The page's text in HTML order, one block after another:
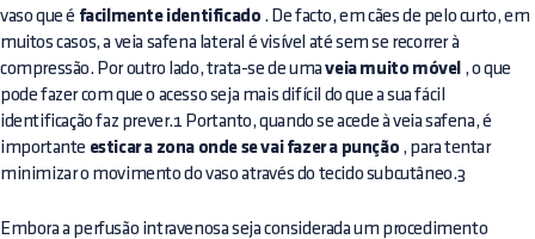
vaso que é facilmente identificado . De facto, em cães de pelo curto, em
muitos casos, a veia safena lateral é visível até sem se recorrer à
compressão. Por outro lado, trata-se de umaveia muito móvel , o que
pode fazer com que o acesso seja mais difícil do que a sua fácil
identificação faz prever.1 Portanto, quando se acede à veia safena, é
importante esticar a zona onde se vai fazer a punção , para tentar
minimizar o movimento do vaso através do tecido subcutâneo.3
Embora a perfusão intravenosa seja considerada um procedimento